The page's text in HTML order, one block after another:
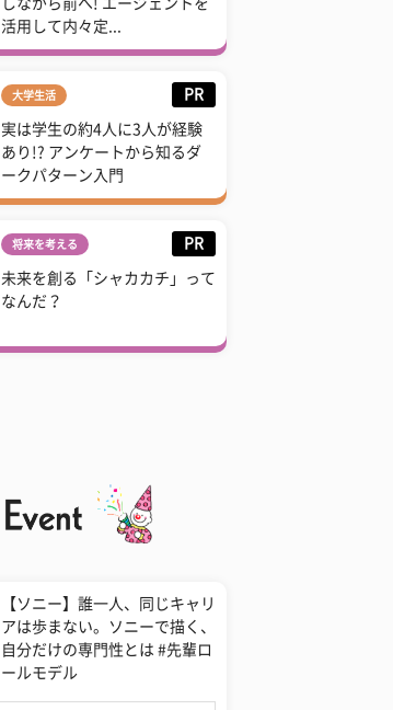
しながら前へ! エージェントを
活用して内々定...
大学生活 PR
実は学生の約4人に3人が経験
あり!? アンケートから知るダ
ークパターン入門
将来を考える PR
未来を創る「シャカカチ」って
なんだ？
【ソニー】誰一人、同じキャリ
アは歩まない。ソニーで描く、
自分だけの専門性とは #先輩ロ
ールモデル